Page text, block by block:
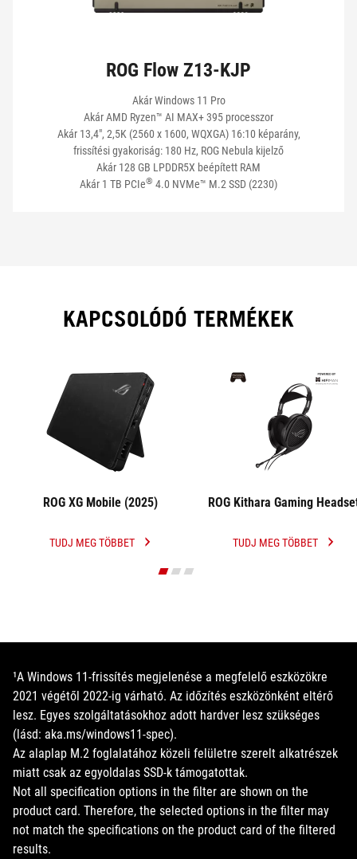
ROG Flow Z13-KJP
Akár Windows 11 Pro
Akár AMD Ryzen™ AI MAX+ 395 processzor
Akár 13,4", 2,5K (2560 x 1600, WQXGA) 16:10 képarány,
frissítési gyakoriság: 180 Hz, ROG Nebula kijelző
Akár 128 GB LPDDR5X beépített RAM
Akár 1 TB PCIe® 4.0 NVMe™ M.2 SSD (2230)
KAPCSOLÓDÓ TERMÉKEK
ROG XG Mobile (2025)
TUDJ MEG TÖBBET
ROG
ROG Kithara Gaming
TUDJ MEG TÖBBET
ROG
¹A Windows 11-frissítés megjelenése a megfelelő eszközökre
2021 végétől 2022-ig várható. Az időzítés eszközönként eltérő
lesz. Egyes szolgáltatásokhoz adott hardver lesz szükséges
(lásd: aka.ms/windows11-spec).
Az alaplap M.2 foglalatához közeli felületre szerelt alkatrészek
miatt csak az egyoldalas SSD-k támogatottak.
Not all specification options in the filter are shown on the
product card. Therefore, the selected options in the filter may
not match the specifications on the product card of the filtered
results.